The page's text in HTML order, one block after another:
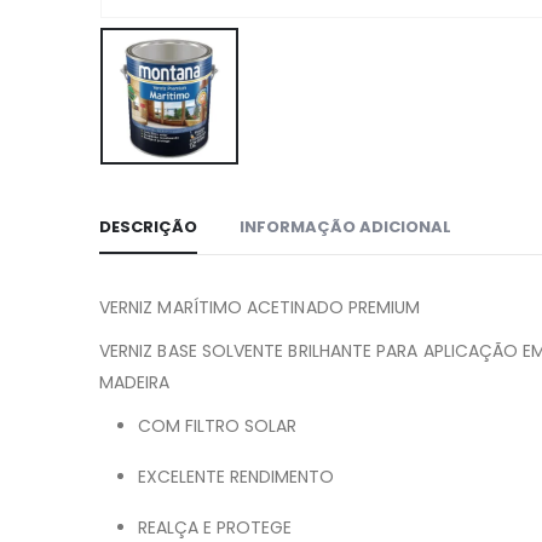
DESCRIÇÃO INFORMAÇÃO ADICIONAL
VERNIZ MARÍTIMO ACETINADO PREMIUM
VERNIZ BASE SOLVENTE BRILHANTE PARA APLICAÇÃO
MADEIRA
COM FILTRO SOLAR
EXCELENTE RENDIMENTO
REALÇA E PROTEGE